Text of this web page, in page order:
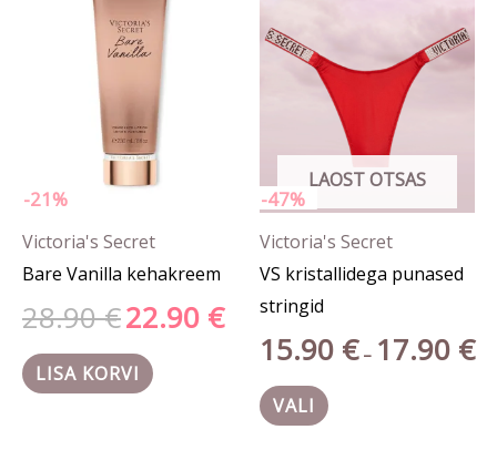
-21%
Victoria's Secret
Bare Vanilla kehakreem
28.90€
28.90 €.
22.90 €
LISA KORVI
-47%
LAOST OTSAS
Victoria's Secret
VS kristallidega punased
stringid
15.90 € – 17.90 €
VALI
mitu
varianti.
Valikuid
saab
teha
tootelehel.